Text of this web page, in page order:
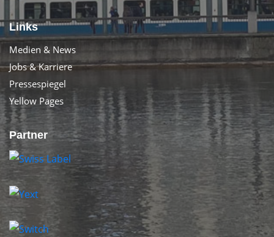
Links
Medien & News
Jobs & Karriere
Pressespiegel
Yellow Pages
Partner